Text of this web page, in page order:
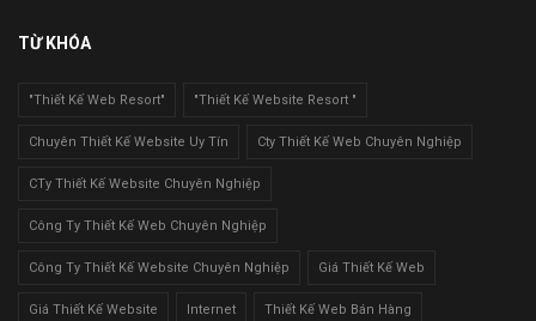
TỪ KHÓA
"Thiết Kế Web Resort" "Thiết Kế Website Resort "
Chuyên Thiết Kế Website Uy Tín Cty Thiết Kế Web Chuyên Nghiệp
CTy Thiết Kế Website Chuyên Nghiệp
Công Ty Thiết Kế Web Chuyên Nghiệp
Công Ty Thiết Kế Website Chuyên Nghiệp Giá Thiết Kế Web
Giá Thiết Kế Website Internet Thiết Kế Web Bán Hàng